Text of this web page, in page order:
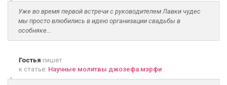
Уже во время первой встречи с руководителем Лавки чудес
мы просто влюбились в идею организации свадьбы в
особняке...
Гостья пишет
к статье: Научные молитвы джозефа мэрфи